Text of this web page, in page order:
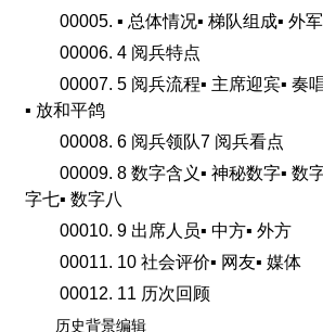
00005. ▪ 总体情况▪ 梯队组成▪ 外
00006. 4 阅兵特点
00007. 5 阅兵流程▪ 主席迎宾▪ 奏
▪ 放和平鸽
00008. 6 阅兵领队7 阅兵看点
00009. 8 数字含义▪ 神秘数字▪ 数
字七▪ 数字八
00010. 9 出席人员▪ 中方▪ 外方
00011. 10 社会评价▪ 网友▪ 媒体
00012. 11 历次回顾
历史背景编辑